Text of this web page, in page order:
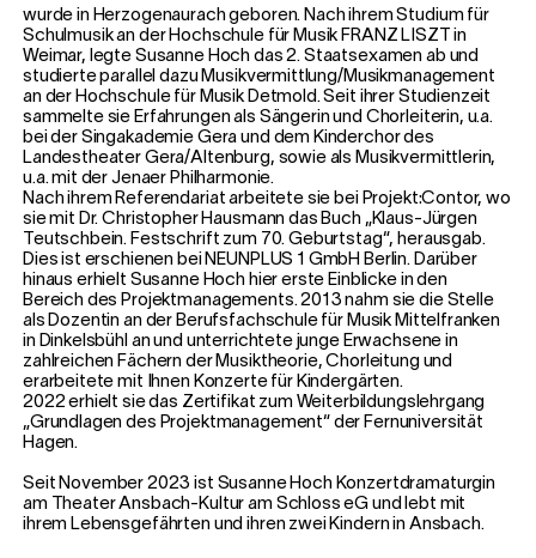
wurde in Herzogenaurach geboren. Nach ihrem Studium für
Schulmusik an der Hochschule für Musik FRANZ LISZT in
Weimar, legte Susanne Hoch das 2. Staatsexamen ab und
studierte parallel dazu Musikvermittlung/Musikmanagement
an der Hochschule für Musik Detmold. Seit ihrer Studienzeit
sammelte sie Erfahrungen als Sängerin und Chorleiterin, u.a.
bei der Singakademie Gera und dem Kinderchor des
Landestheater Gera/Altenburg, sowie als Musikvermittlerin,
u.a. mit der Jenaer Philharmonie.
Nach ihrem Referendariat arbeitete sie bei Projekt:Contor, wo
sie mit Dr. Christopher Hausmann das Buch „Klaus-Jürgen
Teutschbein. Festschrift zum 70. Geburtstag“, herausgab.
Dies ist erschienen bei NEUNPLUS 1 GmbH Berlin. Darüber
hinaus erhielt Susanne Hoch hier erste Einblicke in den
Bereich des Projektmanagements. 2013 nahm sie die Stelle
als Dozentin an der Berufsfachschule für Musik Mittelfranken
in Dinkelsbühl an und unterrichtete junge Erwachsene in
zahlreichen Fächern der Musiktheorie, Chorleitung und
erarbeitete mit Ihnen Konzerte für Kindergärten.
2022 erhielt sie das Zertifikat zum Weiterbildungslehrgang
„Grundlagen des Projektmanagement“ der Fernuniversität
Hagen.
Seit November 2023 ist Susanne Hoch Konzertdramaturgin
am Theater Ansbach-Kultur am Schloss eG und lebt mit
ihrem Lebensgefährten und ihren zwei Kindern in Ansbach.